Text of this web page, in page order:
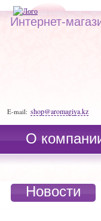
Интернет-
E-mail: shop@aromagiya.kz
О
Новости